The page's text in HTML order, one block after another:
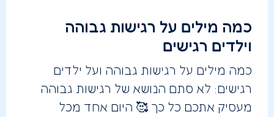
כמה מילים על רגישות גבוהה
וילדים רגישים
כמה מילים על רגישות גבוהה ועל ילדים
רגישים: לא סתם הנושא של רגישות גבוהה
מעסיק אתכם כל כך 🥰 היום אחד מכל